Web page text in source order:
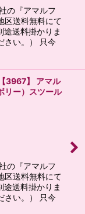
の『アマルフ
区送料無料にて
途送料掛かりま
さい。） 只今
3967】 アマル
リー）スツール
の『アマルフ
区送料無料にて
途送料掛かりま
さい。） 只今